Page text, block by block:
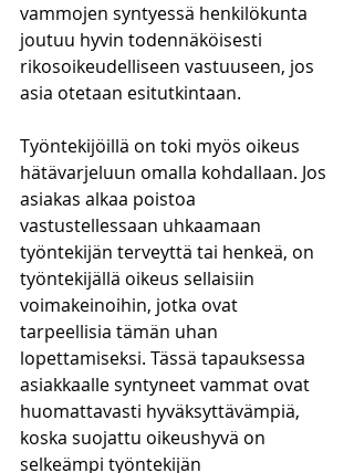
vammojen syntyessä henkilökunta
joutuu hyvin todennäköisesti
rikosoikeudelliseen vastuuseen, jos
asia otetaan esitutkintaan.
Työntekijöillä on toki myös oikeus
hätävarjeluun omalla kohdallaan. Jos
asiakas alkaa poistoa
vastustellessaan uhkaamaan
työntekijän terveyttä tai henkeä, on
työntekijällä oikeus sellaisiin
voimakeinoihin, jotka ovat
tarpeellisia tämän uhan
lopettamiseksi. Tässä tapauksessa
asiakkaalle syntyneet vammat ovat
huomattavasti hyväksyttävämpiä,
koska suojattu oikeushyvä on
selkeämpi työntekijän